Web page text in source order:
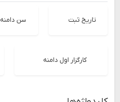
تاریخ ثبت سن دامنه
کارگزار اول دامنه